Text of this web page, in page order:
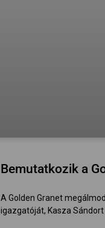
Bemutatkozik a
A Golden Granet
igazgatóját, Kasza Sándort